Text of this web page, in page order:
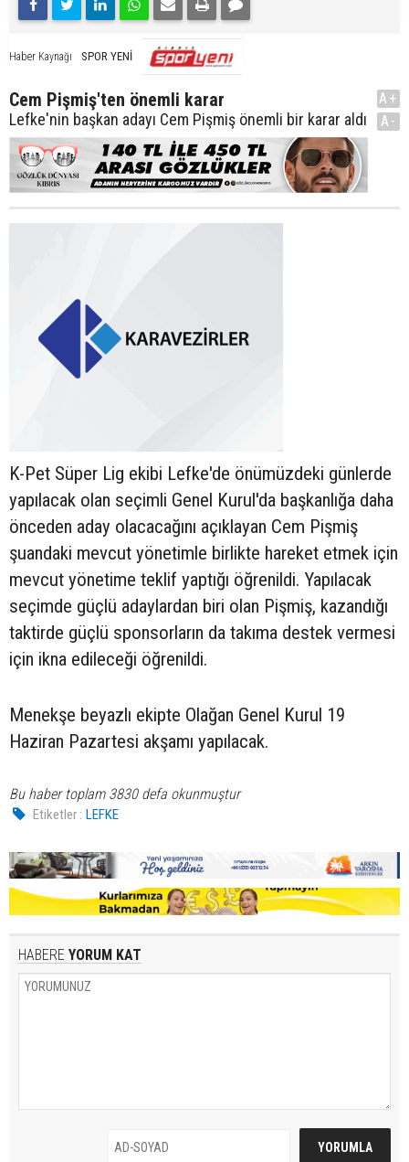
Haber Kaynağı SPOR YENİ
Cem Pişmiş'ten önemli karar
Lefke'nin başkan adayı Cem Pişmiş önemli bir karar aldı
A+
A-
K-Pet Süper Lig ekibi Lefke'de önümüzdeki günlerde
yapılacak olan seçimli Genel Kurul'da başkanlığa daha
önceden aday olacacağını açıklayan Cem Pişmiş
şuandaki mevcut yönetimle birlikte hareket etmek için
mevcut yönetime teklif yaptığı öğrenildi. Yapılacak
seçimde güçlü adaylardan biri olan Pişmiş, kazandığı
taktirde güçlü sponsorların da takıma destek vermesi
için ikna edileceği öğrenildi.
Menekşe beyazlı ekipte Olağan Genel Kurul 19
Haziran Pazartesi akşamı yapılacak.
Bu haber toplam 3830 defa okunmuştur
Etiketler : LEFKE
HABERE YORUM KAT